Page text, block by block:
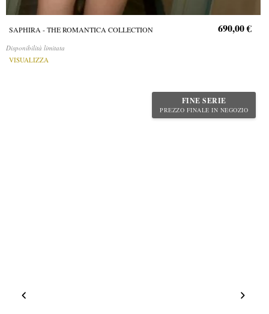
SAPHIRA - THE ROMANTICA COLLECTION
Disponibilità limitata
VISUALIZZA
690,00 €
FINE SERIE
PREZZO FINALE IN NEGOZIO